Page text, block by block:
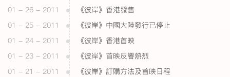
01 - 26 - 2011
《彼岸》香港發售
01 - 25 - 2011
《彼岸》中國大陸發行已停止
01 - 24 - 2011
《彼岸》香港首映
01 - 23 - 2011
《彼岸》首映反響熱烈
01 - 21 - 2011
《彼岸》訂購方法及首映日程